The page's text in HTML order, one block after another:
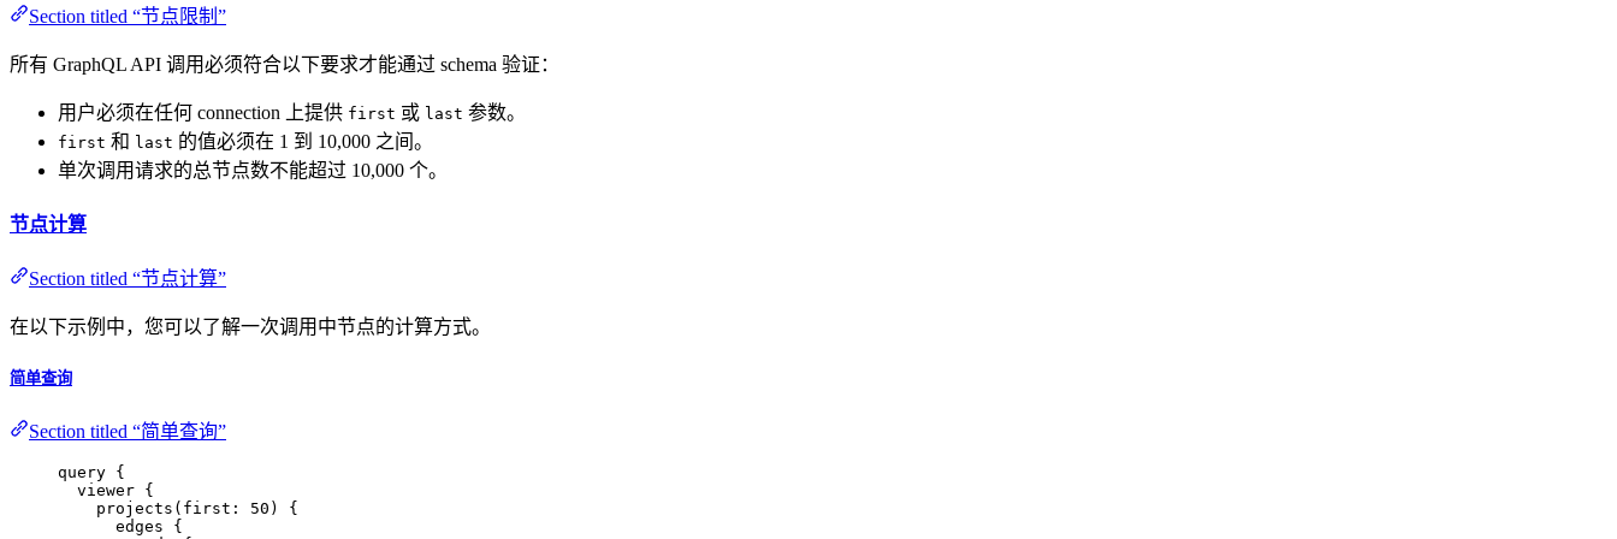
Section titled “节点限制”
所有 GraphQL API 调用必须符合以下要求才能通过 schema 验证：
用户必须在任何 connection 上提供 first 或 last 参数。
first 和 last 的值必须在 1 到 10,000 之间。
单次调用请求的总节点数不能超过 10,000 个。
节点计算
Section titled “节点计算”
在以下示例中，您可以了解一次调用中节点的计算方式。
简单查询
Section titled “简单查询”
query {
viewer {
projects ( first : 50 ) {
edges {